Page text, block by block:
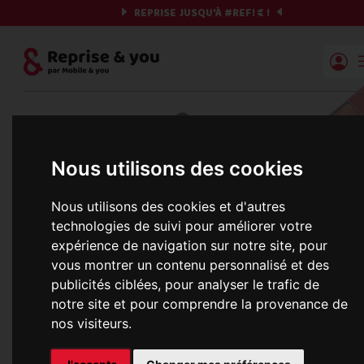
Nous utilisons des cookies
Nous utilisons des cookies et d'autres
technologies de suivi pour améliorer votre
expérience de navigation sur notre site, pour
vous montrer un contenu personnalisé et des
publicités ciblées, pour analyser le trafic de
notre site et pour comprendre la provenance de
nos visiteurs.
REPRISE JUSQU'À #REF!€ !
Reprise | Mobile & you
Préparez votre chrono et vos informations,
c'est parti !
Nous récupérons les meilleures
Une erreur est survenue :